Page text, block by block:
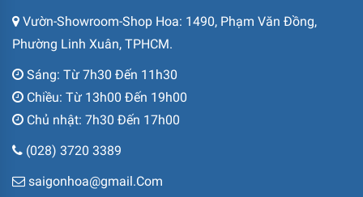
Vườn-Showroom-Shop Hoa: 1490, Phạm Văn Đồng,
Phường Linh Xuân, TPHCM.
Sáng: Từ 7h30 Đến 11h30
Chiều: Từ 13h00 Đến 19h00
Chủ nhật: 7h30 Đến 17h00
(028) 3720 3389
saigonhoa@gmail.Com